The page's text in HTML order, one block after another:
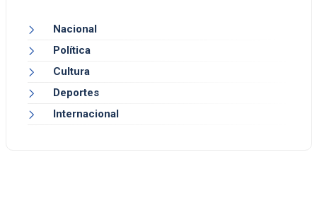
Nacional
Política
Cultura
Deportes
Internacional